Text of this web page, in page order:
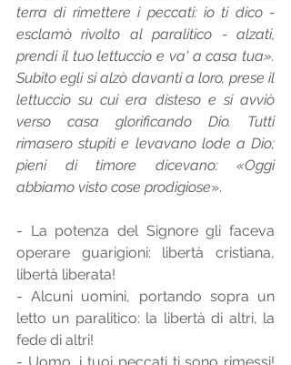
terra di rimettere i peccati: io ti dico -
esclamò rivolto al paralitico - alzati,
prendi il tuo lettuccio e va' a casa tua».
Subito egli si alzò davanti a loro, prese il
lettuccio su cui era disteso e si avviò
verso casa glorificando Dio. Tutti
rimasero stupiti e levavano lode a Dio;
pieni di timore dicevano: «Oggi
abbiamo visto cose prodigiose».
- La potenza del Signore gli faceva
operare guarigioni: libertà cristiana,
libertà liberata!
- Alcuni uomini, portando sopra un
letto un paralitico: la libertà di altri, la
fede di altri!